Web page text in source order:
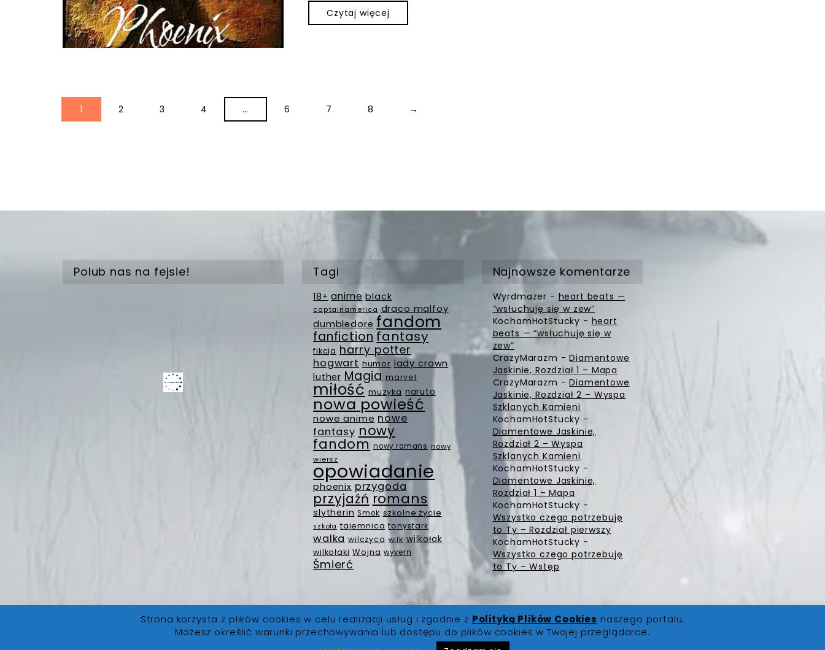
Czytaj więcej
1 2 3 4 … 6 7 8 →
Polub nas na fejsie! Tagi
18+ anime black
captainamerica draco malfoy
dumbledore fandom
fanfiction fantasy
fikcja harry potter
hogwart humor lady crown
luther Magia marvel
miłość muzyka naruto
nowa powieść
nowe anime nowe
fantasy nowy
fandom nowy romans nowy
wiersz
opowiadanie
phoenix przygoda
przyjaźń romans
slytherin Smok szkolne życie
szkoła tajemnica tonystark
walka wilczyca wilk wilkołak
wilkołaki Wojna wyvern
Śmierć
Najnowsze komentarze
Wyrdmazer - heart beats —
“wsłuchuję się w zew”
KochamHotStucky - heart
beats — “wsłuchuję się w
zew”
CrazyMarazm -Diamentowe
Jaskinie, Rozdział 1 – Mapa
CrazyMarazm -Diamentowe
Jaskinie, Rozdział 2 – Wyspa
Szklanych Kamieni
KochamHotStucky -
Diamentowe Jaskinie,
Rozdział 2 – Wyspa
Szklanych Kamieni
KochamHotStucky -
Diamentowe Jaskinie,
Rozdział 1 – Mapa
KochamHotStucky -
Wszystko czego potrzebuję
to Ty – Rozdział pierwszy
KochamHotStucky -
Wszystko czego potrzebuję
to Ty – Wstęp
© 2019. Wszystkie prawa zastrzeżone |O Nas|Regulamin|Polityka Prywatności
Strona korzysta z plików cookies w celu realizacji usług i zgodnie z Polityką Plików Cookies naszego portalu.
Możesz określić warunki przechowywania lub dostępu do plików cookies w Twojej przeglądarce.